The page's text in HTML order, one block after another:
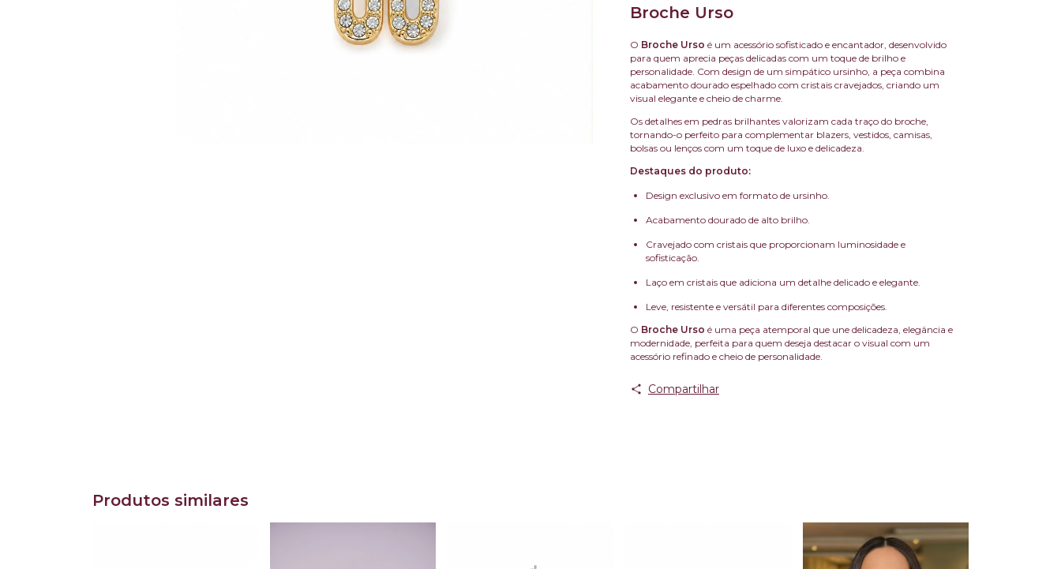
Broche Urso
O Broche Urso é um acessório sofisticado e encantador, desenvolvido
para quem aprecia peças delicadas com um toque de brilho e
personalidade. Com design de um simpático ursinho, a peça combina
acabamento dourado espelhado com cristais cravejados, criando um
visual elegante e cheio de charme.
Os detalhes em pedras brilhantes valorizam cada traço do broche,
tornando-o perfeito para complementar blazers, vestidos, camisas,
bolsas ou lenços com um toque de luxo e delicadeza.
Destaques do produto:
Design exclusivo em formato de ursinho.
Acabamento dourado de alto brilho.
Cravejado com cristais que proporcionam luminosidade e
sofisticação.
Laço em cristais que adiciona um detalhe delicado e elegante.
Leve, resistente e versátil para diferentes composições.
O Broche Urso é uma peça atemporal que une delicadeza, elegância e
modernidade, perfeita para quem deseja destacar o visual com um
acessório refinado e cheio de personalidade.
Compartilhar
Produtos similares